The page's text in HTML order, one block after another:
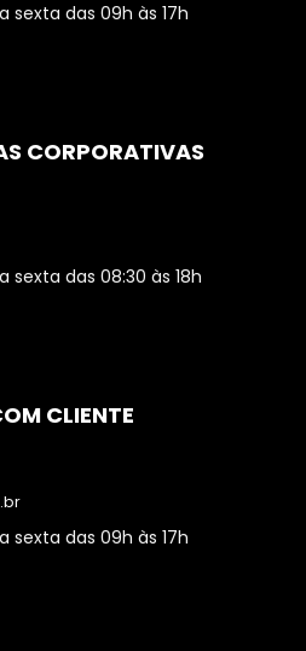
das 09h às 17h
CORPORATIVAS
das 08:30 às 18h
CLIENTE
das 09h às 17h